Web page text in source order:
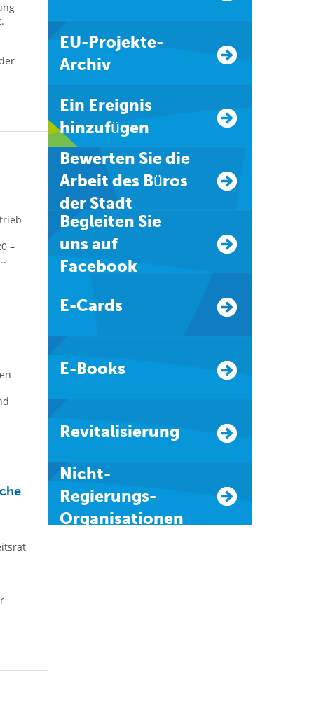
–
EU-Projekte-
Archiv
Ein Ereignis
hinzufügen
Bewerten Sie die
Arbeit des Büros
der Stadt
Begleiten Sie
uns auf
Facebook
E-Cards
E-Books
Revitalisierung
Nicht-
Regierungs-
Organisationen